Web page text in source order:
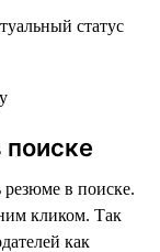
статус
в поиске.
кликом. Так
как